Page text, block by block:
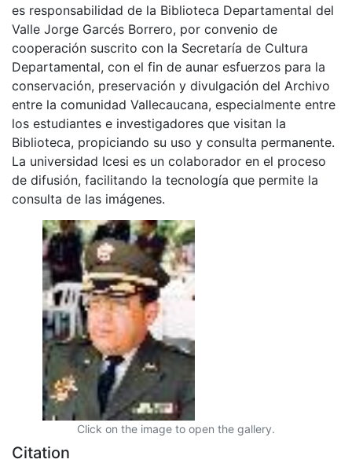
es responsabilidad de la Biblioteca Departamental del
Valle Jorge Garcés Borrero, por convenio de
cooperación suscrito con la Secretaría de Cultura
Departamental, con el fin de aunar esfuerzos para la
conservación, preservación y divulgación del Archivo
entre la comunidad Vallecaucana, especialmente entre
los estudiantes e investigadores que visitan la
Biblioteca, propiciando su uso y consulta permanente.
La universidad Icesi es un colaborador en el proceso
de difusión, facilitando la tecnología que permite la
consulta de las imágenes.
Click on the image to open the gallery.
Citation